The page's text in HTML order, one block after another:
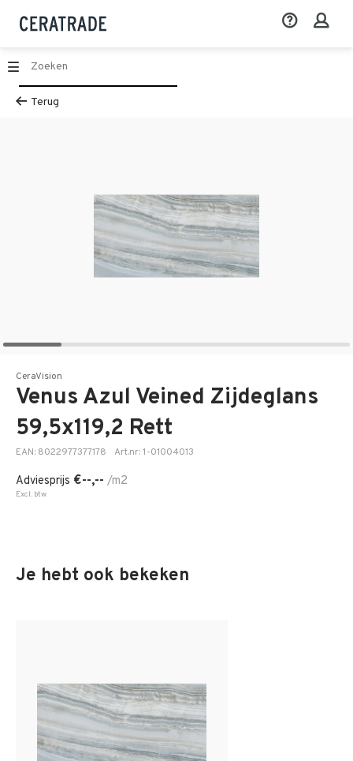
Terug
CeraVision
Venus Azul Veined Zijdeglans
59,5x119,2 Rett
EAN: 8022977377178 Art.nr: 1-01004013
Adviesprijs €--,-- /m2
Excl. btw
Je hebt ook bekeken